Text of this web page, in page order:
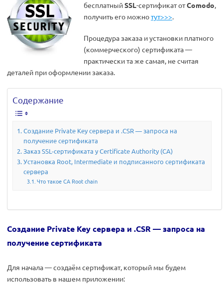
бесплатныйSSL-сертификат отComodo,
получить его можнотут>>>.
Процедура заказа и установки платного
(коммерческого) сертификата —
практически та же самая, не считая
деталей при оформлении заказа.
Содержание
Создание Private Key сервера и .CSR — запроса на
получение сертификата
Заказ SSL-сертификата у Certificate Authority (CA)
Установка Root, Intermediate и подписанного сертификата
сервера
Что такое CA Root chain
Создание Private Key сервера и .CSR — запроса на
получение сертификата
Для начала — создаём сертификат, который мы будем
использовать в нашем приложении: